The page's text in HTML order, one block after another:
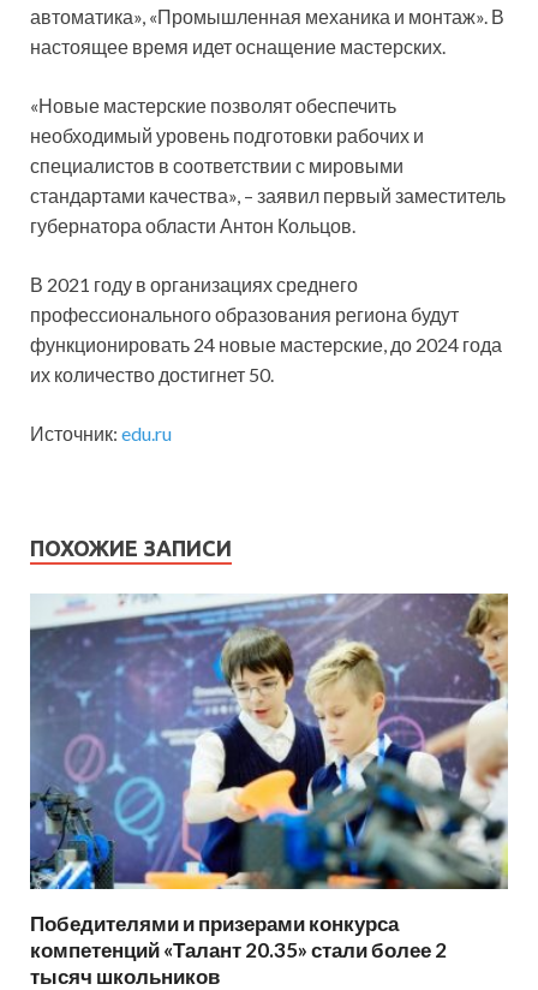
автоматика», «Промышленная механика и монтаж». В
настоящее время идет оснащение мастерских.
«Новые мастерские позволят обеспечить
необходимый уровень подготовки рабочих и
специалистов в соответствии с мировыми
стандартами качества», – заявил первый заместитель
губернатора области Антон Кольцов.
В 2021 году в организациях среднего
профессионального образования региона будут
функционировать 24 новые мастерские, до 2024 года
их количество достигнет 50.
Источник: edu.ru
ПОХОЖИЕ ЗАПИСИ
Победителями и призерами конкурса
компетенций «Талант 20.35» стали более 2
тысяч школьников